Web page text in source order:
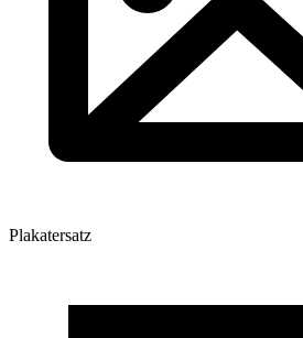
Plakatersatz